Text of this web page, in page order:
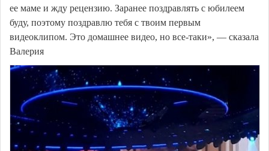
ее маме и жду рецензию. Заранее поздравлять с юбилеем
буду, поэтому поздравлю тебя с твоим первым
видеоклипом. Это домашнее видео, но все-таки», — сказала
Валерия